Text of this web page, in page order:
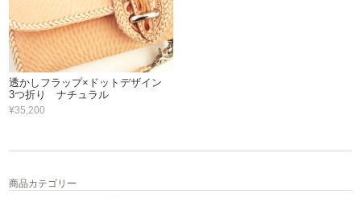
透かしフラップ×ドットデザイン
3つ折り ナチュラル
¥35,200
商品カテゴリー